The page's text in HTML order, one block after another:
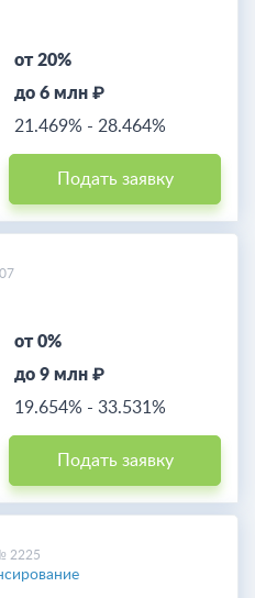
от 20%
до 6 млн ₽
21.469% - 28.464%
Подать заявку
от 0%
до 9 млн ₽
19.654% - 33.531%
Подать заявку
2225